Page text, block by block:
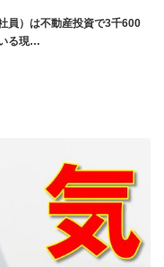
員）は不動産投資で3千600
る現…